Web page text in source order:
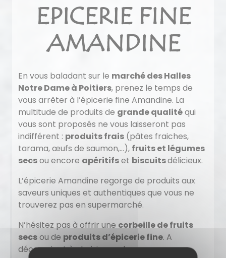
EPICERIE FINE
AMANDINE
En vous baladant sur le marché des Halles
Notre Dame à Poitiers, prenez le temps de
vous arrêter à l’épicerie fine Amandine. La
multitude de produits de grande qualitéqui
vous sont proposés ne vous laisseront pas
indifférent : produits frais (pâtes fraiches,
tarama, œufs de saumon,…), fruits et légumes
secsou encore apéritifset biscuitsdélicieux.
L’épicerie Amandine regorge de produits aux
saveurs uniques et authentiques que vous ne
trouverez pas en supermarché.
N’hésitez pas à offrir une corbeille de fruits
secsou de produits d’épicerie fine. A
découvrir et à choisir sur place.